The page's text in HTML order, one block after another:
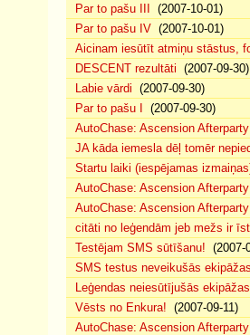
Par to pašu III
(2007-10-01)
Par to pašu IV (2007-10-01)
Aicinam iesūtīt atmiņu stāstus,
DESCENT rezultāti (2007-09-30)
Labie vārdi (2007-09-30)
Par to pašu I
(2007-09-30)
AutoChase: Ascension
JA kāda iemesla dēļ tomēr
Startu laiki (iespējamas
AutoChase: Ascension
AutoChase: Ascension
citāti no leģendām jeb mežs ir
Testējam SMS sūtīšanu! (2007-
SMS testus neveikušās
Leģendas neiesūtījušās ekipāžas
Vēsts no Enkura! (2007-09-11)
AutoChase: Ascension